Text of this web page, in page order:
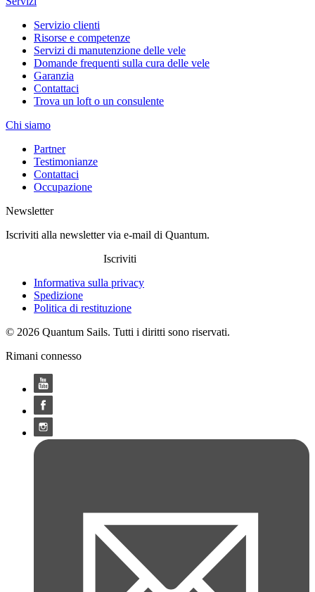
Servizio clienti
Risorse e competenze
Servizi di manutenzione delle vele
Domande frequenti sulla cura delle vele
Garanzia
Contattaci
Trova un loft o un consulente
Chi siamo
Partner
Testimonianze
Contattaci
Occupazione
Newsletter
Iscriviti alla newsletter via e-mail di Quantum.
Iscriviti
Informativa sulla privacy
Spedizione
Politica di restituzione
© 2026 Quantum Sails. Tutti i diritti sono riservati.
Rimani connesso